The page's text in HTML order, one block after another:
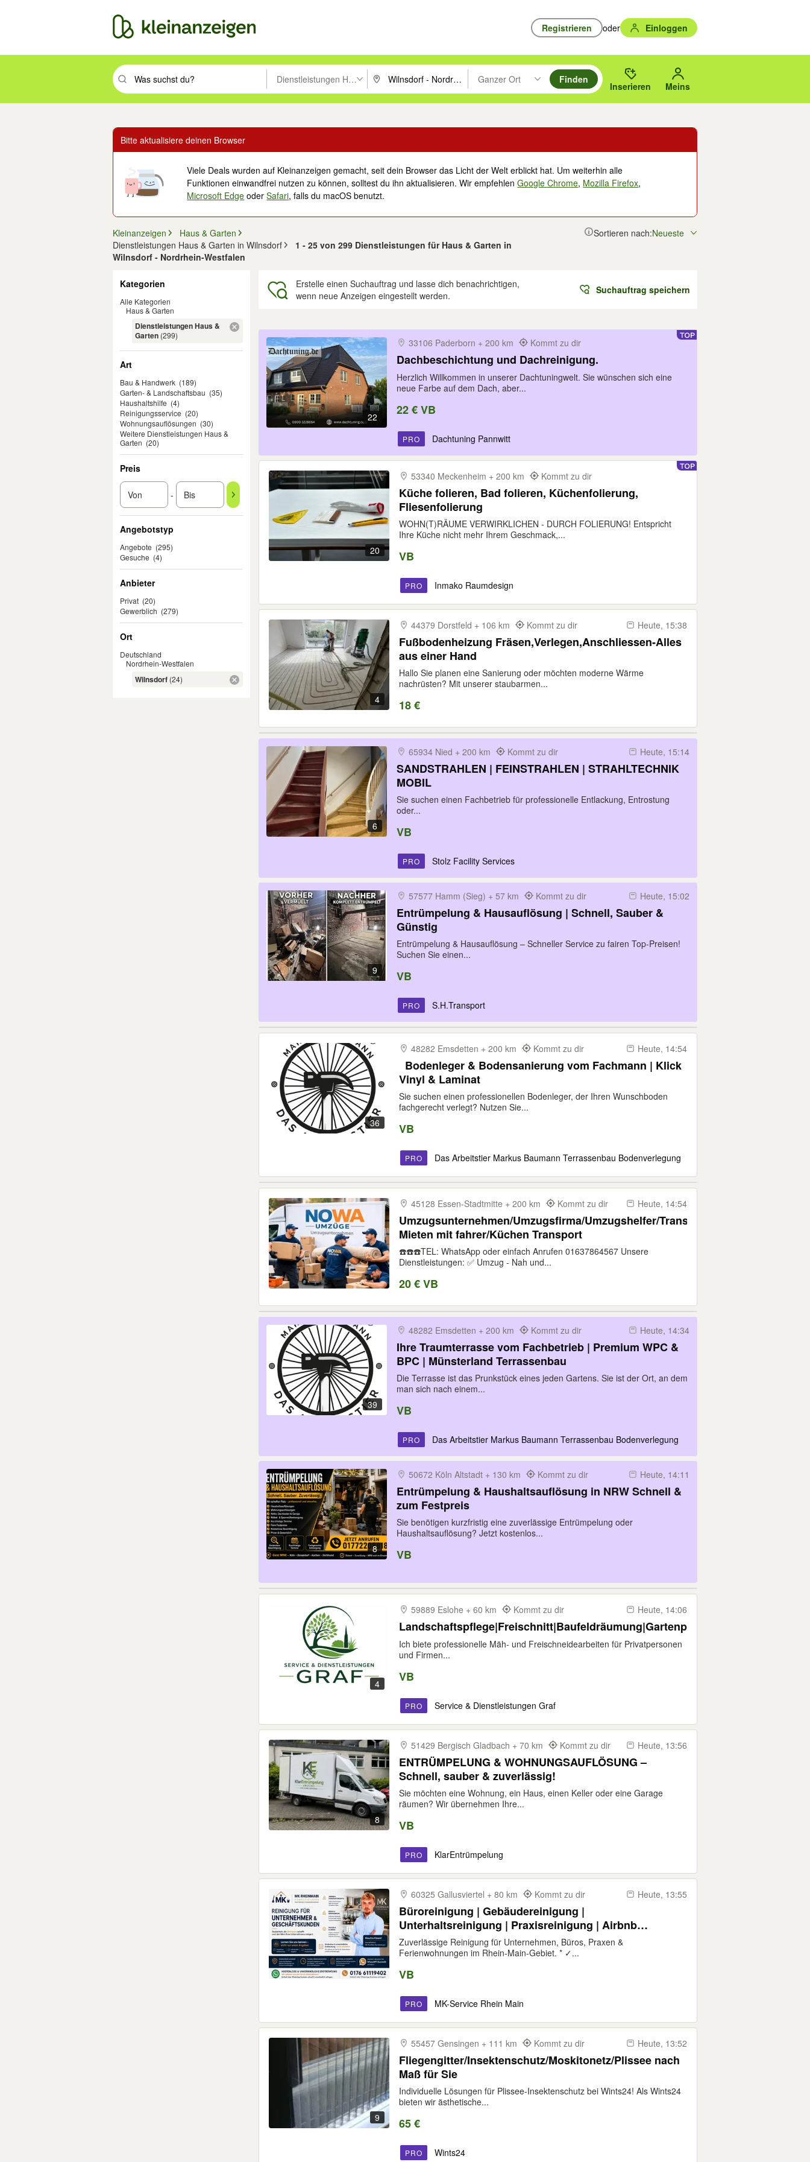
Registrieren oder Einloggen
Suchbegriff eingeben. Eingabetaste drücken um zu suchen, oder Vorschläge mit den Pfeiltasten nach oben/unten durchsuchen und mit Eingabetaste auswählen.
Dienstleistungen Haus & GartenPLZ oder Ort eingeben. Eingabetaste drücken um zu suchen, oder Vorschläge mit den Pfeiltasten nach oben/
Ganzer Ort
Suche im Umkreis des gewählten Orts oder PLZ.
Finden
Inserieren Meins
Bitte aktualisiere deinen Browser
Viele Deals wurden auf Kleinanzeigen gemacht, seit dein Browser das Licht der Welt erblickt hat. Um weiterhin alle
Funktionen einwandfrei nutzen zu können, solltest du ihn aktualisieren. Wir empfehlenGoogle Chrome, Mozilla Firefox,
Microsoft Edge oderSafari, falls du macOS benutzt.
Kleinanzeigen
Haus & Garten
Dienstleistungen Haus & Garten in Wilnsdorf
1 - 25 von 299 Dienstleistungen für Haus & Garten in
Wilnsdorf - Nordrhein-Westfalen
Sortieren nach:Neueste
Kategorien
Alle Kategorien
Haus & Garten
Dienstleistungen Haus &
Garten (299)
Art
Bau & Handwerk (189)
Garten- & Landschaftsbau (35)
Haushaltshilfe (4)
Reinigungsservice (20)
Wohnungsauflösungen (30)
Weitere Dienstleistungen Haus &
Garten (20)
Preis
-
Angebotstyp
Angebote (295)
Gesuche (4)
Anbieter
Privat (20)
Gewerblich (279)
Ort
Deutschland
Nordrhein-Westfalen
Wilnsdorf (24)
Erstelle einen Suchauftrag und lasse dich benachrichtigen,
wenn neue Anzeigen eingestellt werden.
Suchauftrag speichern
Ergebnisse
22
33106 Paderborn + 200 km Kommt zu dir
Dachbeschichtung und Dachreinigung.
Herzlich Willkommen in unserer Dachtuningwelt. Sie wünschen sich eine
neue Farbe auf dem Dach, aber...
22 € VB
PRO Dachtuning Pannwitt
20
53340 Meckenheim + 200 km Kommt zu dir
Küche folieren, Bad folieren, Küchenfolierung,
Fliesenfolierung
WOHN(T)RÄUME VERWIRKLICHEN - DURCH FOLIERUNG! Entspricht
Ihre Küche nicht mehr Ihrem Geschmack,...
VB
PRO Inmako Raumdesign
4
44379 Dorstfeld + 106 km Kommt zu dir Heute, 15:38
Fußbodenheizung Fräsen,Verlegen,Anschliessen-Alles
aus einer Hand
Hallo Sie planen eine Sanierung oder möchten moderne Wärme
nachrüsten? Mit unserer staubarmen...
18 €
6
65934 Nied + 200 km Kommt zu dir Heute, 15:14
SANDSTRAHLEN | FEINSTRAHLEN | STRAHLTECHNIK
MOBIL
Sie suchen einen Fachbetrieb für professionelle Entlackung, Entrostung
oder...
VB
PRO Stolz Facility Services
9
57577 Hamm (Sieg) + 57 km Kommt zu dir Heute, 15:02
Entrümpelung & Hausauflösung | Schnell, Sauber &
Günstig
Entrümpelung & Hausauflösung – Schneller Service zu fairen Top-Preisen!
Suchen Sie einen...
VB
PRO S.H.Transport
36
48282 Emsdetten + 200 km Kommt zu dir Heute, 14:54
️ ️ Bodenleger & Bodensanierung vom Fachmann | Klick
Vinyl & Laminat
Sie suchen einen professionellen Bodenleger, der Ihren Wunschboden
fachgerecht verlegt? Nutzen Sie...
VB
PRO Das Arbeitstier Markus Baumann Terrassenbau Bodenverlegung
45128 Essen-​Stadtmitte + 200 km Kommt zu dir Heute, 14:54
Umzugsunternehmen/Umzugsfirma/Umzugshelfer/Transport/Möbelmontage/
Mieten mit fahrer/Küchen Transport
☎️☎️☎️TEL: WhatsApp oder einfach Anrufen 01637864567 Unsere
Dienstleistungen: ✅ Umzug - Nah und...
20 € VB
39
48282 Emsdetten + 200 km Kommt zu dir Heute, 14:34
Ihre Traumterrasse vom Fachbetrieb | Premium WPC &
BPC | Münsterland Terrassenbau
Die Terrasse ist das Prunkstück eines jeden Gartens. Sie ist der Ort, an dem
man sich nach einem...
VB
PRO Das Arbeitstier Markus Baumann Terrassenbau Bodenverlegung
8
50672 Köln Altstadt + 130 km Kommt zu dir Heute, 14:11
Entrümpelung & Haushaltsauflösung in NRW Schnell &
zum Festpreis
Sie benötigen kurzfristig eine zuverlässige Entrümpelung oder
Haushaltsauflösung? Jetzt kostenlos...
VB
4
59889 Eslohe + 60 km Kommt zu dir Heute, 14:06
Landschaftspflege|Freischnitt|Baufeldräumung|Gartenpflege
Ich biete professionelle Mäh- und Freischneidearbeiten für Privatpersonen
und Firmen...
VB
PRO Service & Dienstleistungen Graf
8
51429 Bergisch Gladbach + 70 km Kommt zu dir Heute, 13:56
ENTRÜMPELUNG & WOHNUNGSAUFLÖSUNG –
Schnell, sauber & zuverlässig!
Sie möchten eine Wohnung, ein Haus, einen Keller oder eine Garage
räumen? Wir übernehmen Ihre...
VB
PRO KlarEntrümpelung
60325 Gallusviertel + 80 km Kommt zu dir Heute, 13:55
Büroreinigung | Gebäudereinigung |
Unterhaltsreinigung | Praxisreinigung | Airbnb
Reinigung | Reinigungsfirma
Zuverlässige Reinigung für Unternehmen, Büros, Praxen &
Ferienwohnungen im Rhein-Main-Gebiet. * ✓...
VB
PRO MK-Service Rhein Main
9
55457 Gensingen + 111 km Kommt zu dir Heute, 13:52
Fliegengitter/Insektenschutz/Moskitonetz/Plissee nach
Maß für Sie
Individuelle Lösungen für Plissee-Insektenschutz bei Wints24! Als Wints24
bieten wir ästhetische...
65 €
PRO Wints24